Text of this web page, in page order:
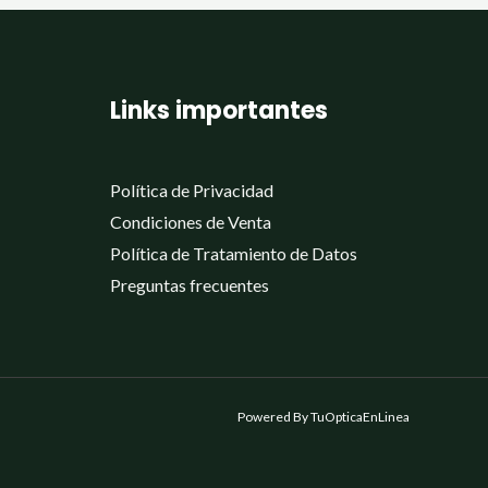
Links importantes
Política de Privacidad
Condiciones de Venta
Política de Tratamiento de Datos
Preguntas frecuentes
Powered By TuOpticaEnLinea